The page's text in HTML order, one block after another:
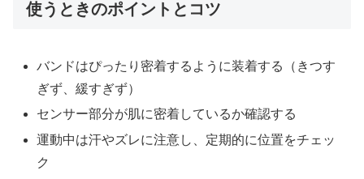
使うときのポイントとコツ
バンドはぴったり密着するように装着する（きつす
ぎず、緩すぎず）
センサー部分が肌に密着しているか確認する
運動中は汗やズレに注意し、定期的に位置をチェッ
ク